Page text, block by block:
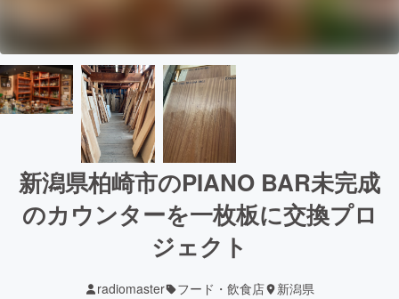
新潟県柏崎市のPIANO BAR未完成
のカウンターを一枚板に交換プロ
ジェクト
radiomaster フード・飲食店 新潟県